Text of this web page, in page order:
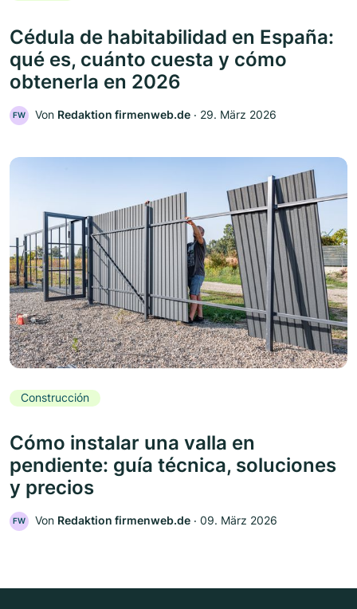
Cédula de habitabilidad en España:
qué es, cuánto cuesta y cómo
obtenerla en 2026
FW Von Redaktion firmenweb.de ‧ 29. März 2026
Construcción
Cómo instalar una valla en
pendiente: guía técnica, soluciones
y precios
FW Von Redaktion firmenweb.de ‧ 09. März 2026